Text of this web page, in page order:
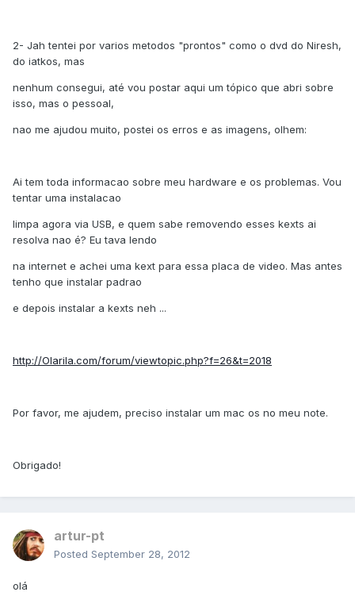
2- Jah tentei por varios metodos "prontos" como o dvd do Niresh,
do iatkos, mas
nenhum consegui, até vou postar aqui um tópico que abri sobre
isso, mas o pessoal,
nao me ajudou muito, postei os erros e as imagens, olhem:
Ai tem toda informacao sobre meu hardware e os problemas. Vou
tentar uma instalacao
limpa agora via USB, e quem sabe removendo esses kexts ai
resolva nao é? Eu tava lendo
na internet e achei uma kext para essa placa de video. Mas antes
tenho que instalar padrao
e depois instalar a kexts neh ...
http://Olarila.com/forum/viewtopic.php?f=26&t=2018
Por favor, me ajudem, preciso instalar um mac os no meu note.
Obrigado!
artur-pt
Posted September 28, 2012
olá